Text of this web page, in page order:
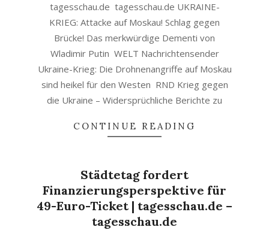
tagesschau.de tagesschau.de UKRAINE-
KRIEG: Attacke auf Moskau! Schlag gegen
Brücke! Das merkwürdige Dementi von
Wladimir Putin WELT Nachrichtensender
Ukraine-Krieg: Die Drohnenangriffe auf Moskau
sind heikel für den Westen RND Krieg gegen
die Ukraine – Widersprüchliche Berichte zu
CONTINUE READING
Städtetag fordert
Finanzierungsperspektive für
49-Euro-Ticket | tagesschau.de –
tagesschau.de